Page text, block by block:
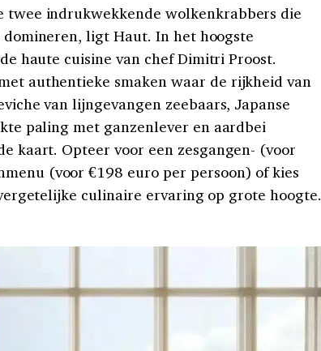
twee indrukwekkende wolkenkrabbers die
ligt Haut. In het hoogste
haute cuisine van chef Dimitri Proost.
authentieke smaken waar de rijkheid van
van lijngevangen zeebaars, Japanse
paling met ganzenlever en aardbei
kaart. Opteer voor een zesgangen- (voor
(voor €198 euro per persoon) of kies
culinaire ervaring op grote hoogte.